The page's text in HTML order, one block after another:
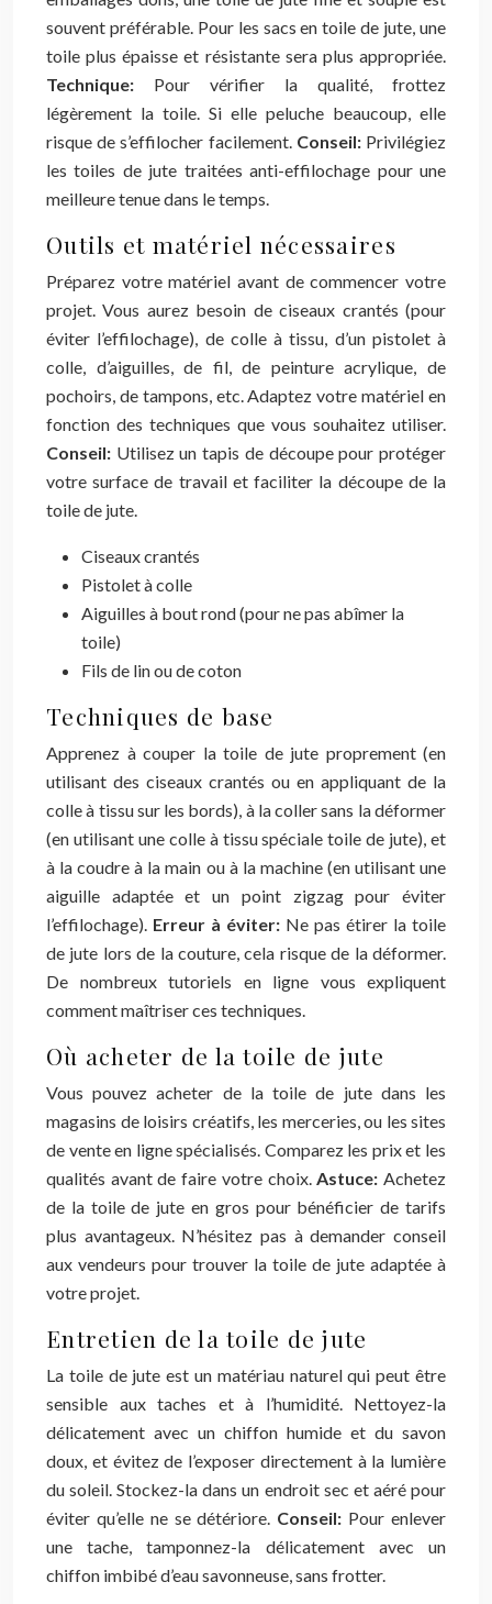
souvent préférable. Pour les sacs en toile de jute, une
toile plus épaisse et résistante sera plus appropriée.
Technique: Pour vérifier la qualité, frottez
légèrement la toile. Si elle peluche beaucoup, elle
risque de s’effilocher facilement. Conseil: Privilégiez
les toiles de jute traitées anti-effilochage pour une
meilleure tenue dans le temps.
Outils et matériel nécessaires
Préparez votre matériel avant de commencer votre
projet. Vous aurez besoin de ciseaux crantés (pour
éviter l’effilochage), de colle à tissu, d’un pistolet à
colle, d’aiguilles, de fil, de peinture acrylique, de
pochoirs, de tampons, etc. Adaptez votre matériel en
fonction des techniques que vous souhaitez utiliser.
Conseil: Utilisez un tapis de découpe pour protéger
votre surface de travail et faciliter la découpe de la
toile de jute.
Ciseaux crantés
Pistolet à colle
Aiguilles à bout rond (pour ne pas abîmer la
toile)
Fils de lin ou de coton
Techniques de base
Apprenez à couper la toile de jute proprement (en
utilisant des ciseaux crantés ou en appliquant de la
colle à tissu sur les bords), à la coller sans la déformer
(en utilisant une colle à tissu spéciale toile de jute), et
à la coudre à la main ou à la machine (en utilisant une
aiguille adaptée et un point zigzag pour éviter
l’effilochage). Erreur à éviter: Ne pas étirer la toile
de jute lors de la couture, cela risque de la déformer.
De nombreux tutoriels en ligne vous expliquent
comment maîtriser ces techniques.
Où acheter de la toile de jute
Vous pouvez acheter de la toile de jute dans les
magasins de loisirs créatifs, les merceries, ou les sites
de vente en ligne spécialisés. Comparez les prix et les
qualités avant de faire votre choix.Astuce:Achetez
de la toile de jute en gros pour bénéficier de tarifs
plus avantageux. N’hésitez pas à demander conseil
aux vendeurs pour trouver la toile de jute adaptée à
votre projet.
Entretien de la toile de jute
La toile de jute est un matériau naturel qui peut être
sensible aux taches et à l’humidité. Nettoyez-la
délicatement avec un chiffon humide et du savon
doux, et évitez de l’exposer directement à la lumière
du soleil. Stockez-la dans un endroit sec et aéré pour
éviter qu’elle ne se détériore. Conseil: Pour enlever
une tache, tamponnez-la délicatement avec un
chiffon imbibé d’eau savonneuse, sans frotter.